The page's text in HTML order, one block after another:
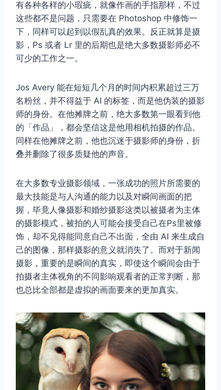
有各种各样的小瑕疵，就像作画的手指那样，不过
这些都不是问题，只需要在 Photoshop 中修饰一
下，同样可以起到以假乱真的效果。反正就算是摄
影，Ps 或者 Lr 里的后期也是绝大多数摄影师必不
可少的工作之一。
Jos Avery 能在短短几个月的时间内积累超过三万
名粉丝，并不得益于 AI 的标签，而是他伪装的摄影
师的身份。在他摊牌之前，绝大多数第一眼看到他
的「作品」，都会坚信这是他用相机拍摄的作品。
同样在他摊牌之前，他也沉迷于摄影师的身份，折
叠并删除了很多质疑他的声音。
在大多数专业摄影领域，一张成功的照片所需要的
最大技能是与人沟通的能力以及对瞬间画面的把
握，毕竟人像摄影和婚纱摄影这类以被摄者为主体
的摄影模式，被拍的人可能会接受自己在Ps里被修
饰，却不见得能同意自己不出面，全由 AI 来生成自
己的图像，那样摄影的意义就消失了。而对于新闻
摄影，重要的是瞬间的真实，即使这个瞬间会由于
拍摄者主体视角的不同影响观看者的正常判断，那
也总比全部都是虚拟的画面要来的更加真实。